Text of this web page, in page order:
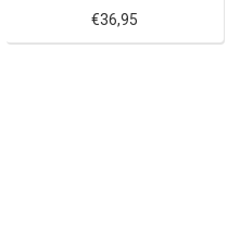
€36,95